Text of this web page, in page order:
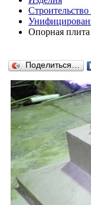
Строительство
Опорная
Поделиться…